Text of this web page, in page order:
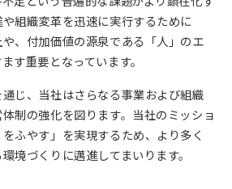
SNAPSHOT
組織変革を迅速に実行するために
、付加価値の源泉である「人」のエ
す重要となっています。
じ、当社はさらなる事業および組織
制の強化を図ります。当社のミッショ
ふやす」を実現するため、より多く
境づくりに邁進してまいります。